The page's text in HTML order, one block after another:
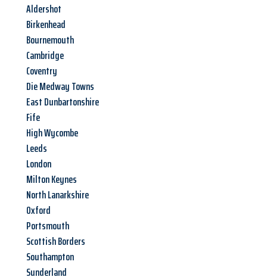
Aldershot
Birkenhead
Bournemouth
Cambridge
Coventry
Die Medway Towns
East Dunbartonshire
Fife
High Wycombe
Leeds
London
Milton Keynes
North Lanarkshire
Oxford
Portsmouth
Scottish Borders
Southampton
Sunderland